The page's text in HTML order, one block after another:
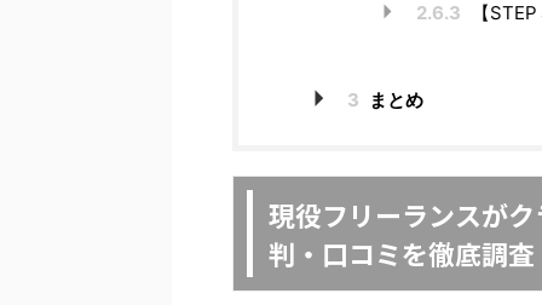
2.6.3
【
3 まとめ
現役フリーランスが
判・口コミを徹底調